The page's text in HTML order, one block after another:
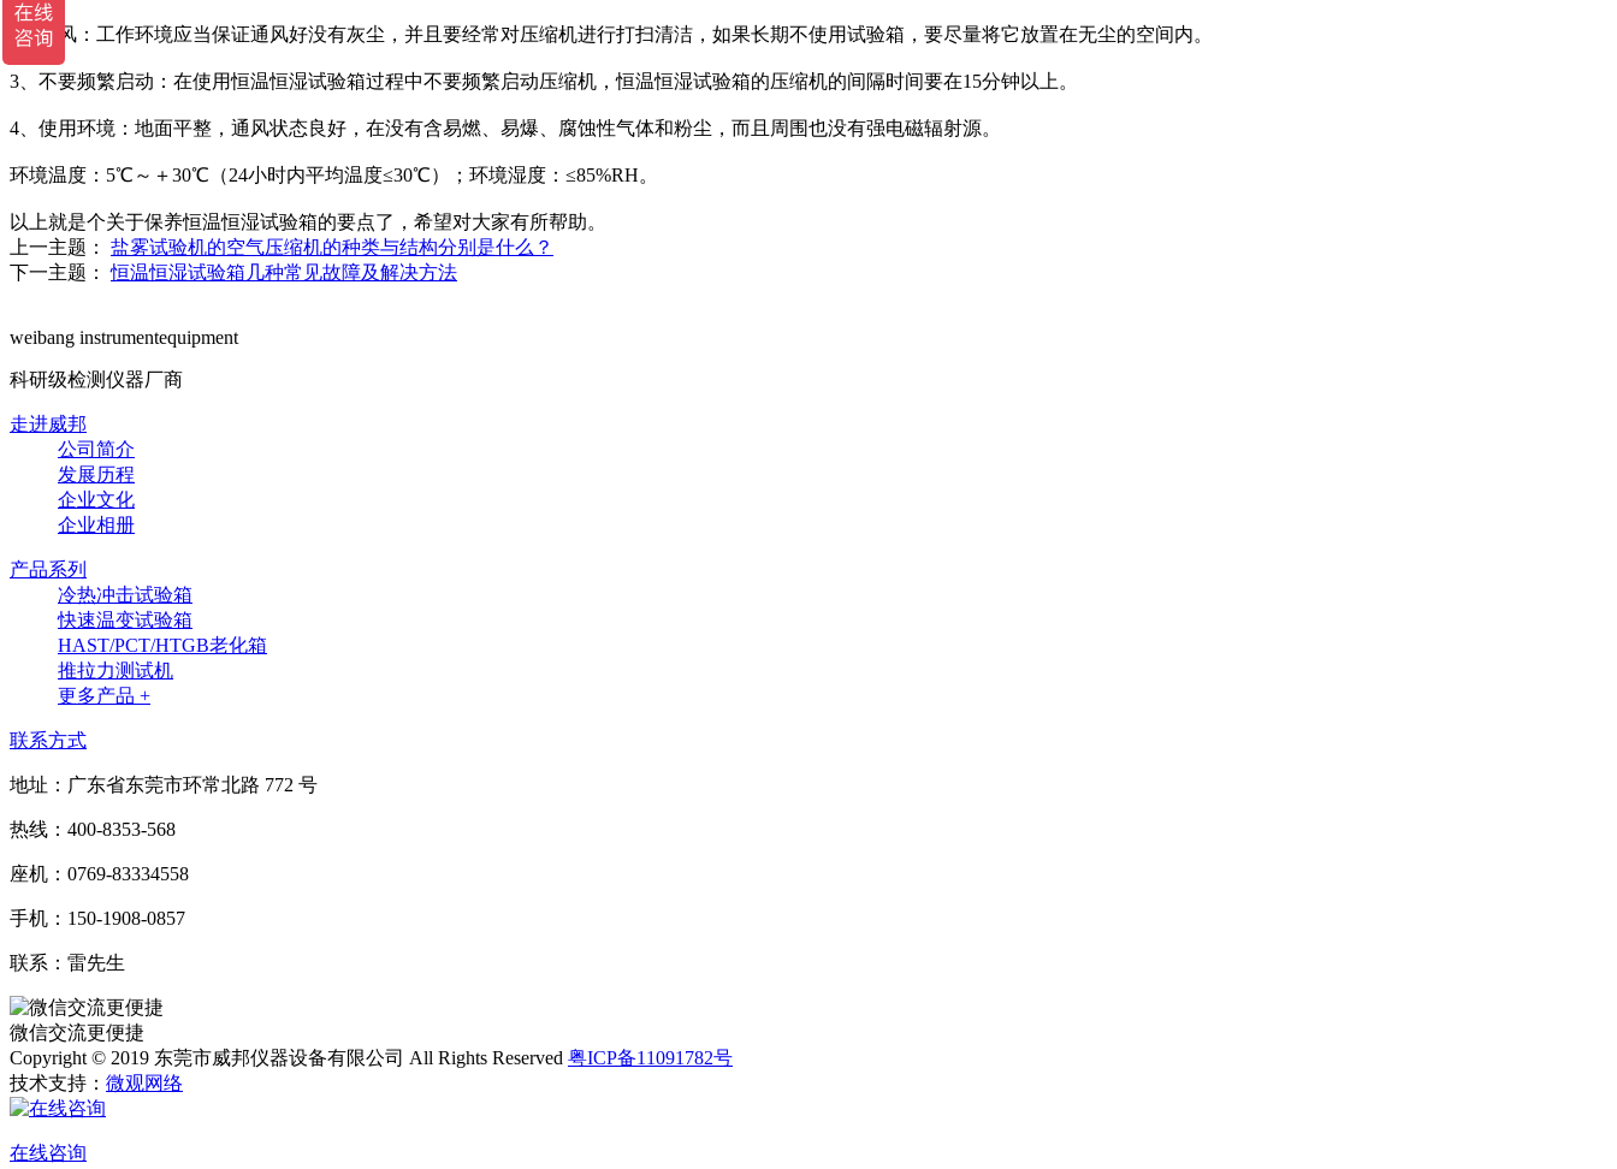
2、通风：工作环境应当保证通风好没有灰尘，并且要经常对压缩机进行打扫清洁，如果长期不使用试验箱，要尽量将它放置在无尘的空间内。
3、不要频繁启动：在使用恒温恒湿试验箱过程中不要频繁启动压缩机，恒温恒湿试验箱的压缩机的间隔时间要在15分钟以上。
4、使用环境：地面平整，通风状态良好，在没有含易燃、易爆、腐蚀性气体和粉尘，而且周围也没有强电磁辐射源。
环境温度：5℃～＋30℃（24小时内平均温度≤30℃）；环境湿度：≤85%RH。
以上就是个关于保养恒温恒湿试验箱的要点了，希望对大家有所帮助。
上一主题： 盐雾试验机的空气压缩机的种类与结构分别是什么？
下一主题：恒温恒湿试验箱几种常见故障及解决方法
weibang instrumentequipment
科研级检测仪器厂商
走进威邦
公司简介
发展历程
企业文化
企业相册
产品系列
冷热冲击试验箱
快速温变试验箱
HAST/PCT/HTGB老化箱
推拉力测试机
更多产品 +
联系方式
地址：广东省东莞市环常北路 772 号
热线：400-8353-568
座机：0769-83334558
手机：150-1908-0857
联系：雷先生
微信交流更便捷
Copyright © 2019 东莞市威邦仪器设备有限公司 All Rights Reserved 粤ICP备11091782号
技术支持： 微观网络
在线咨询